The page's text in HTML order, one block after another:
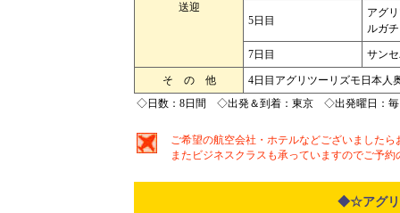
送迎
5日目
アグ
ルガ
7日目 サン
そ の 他
4日目アグリツーリズモ日本人
◇日数：8日間 ◇出発＆到着：東京 ◇出発曜日：
ご希望の航空会社・ホテルなどございました
またビジネスクラスも承っていますのでご予
◆☆アグリ